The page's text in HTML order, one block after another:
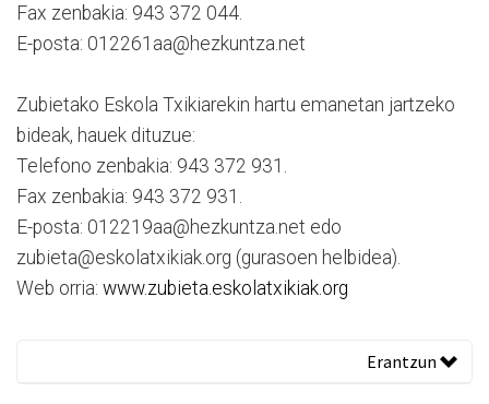
Fax zenbakia: 943 372 044.
E-posta: 012261aa@hezkuntza.net
Zubietako Eskola Txikiarekin hartu emanetan jartzeko
bideak, hauek dituzue:
Telefono zenbakia: 943 372 931.
Fax zenbakia: 943 372 931.
E-posta: 012219aa@hezkuntza.net edo
zubieta@eskolatxikiak.org (gurasoen helbidea).
Web orria: www.zubieta.eskolatxikiak.org
Erantzun